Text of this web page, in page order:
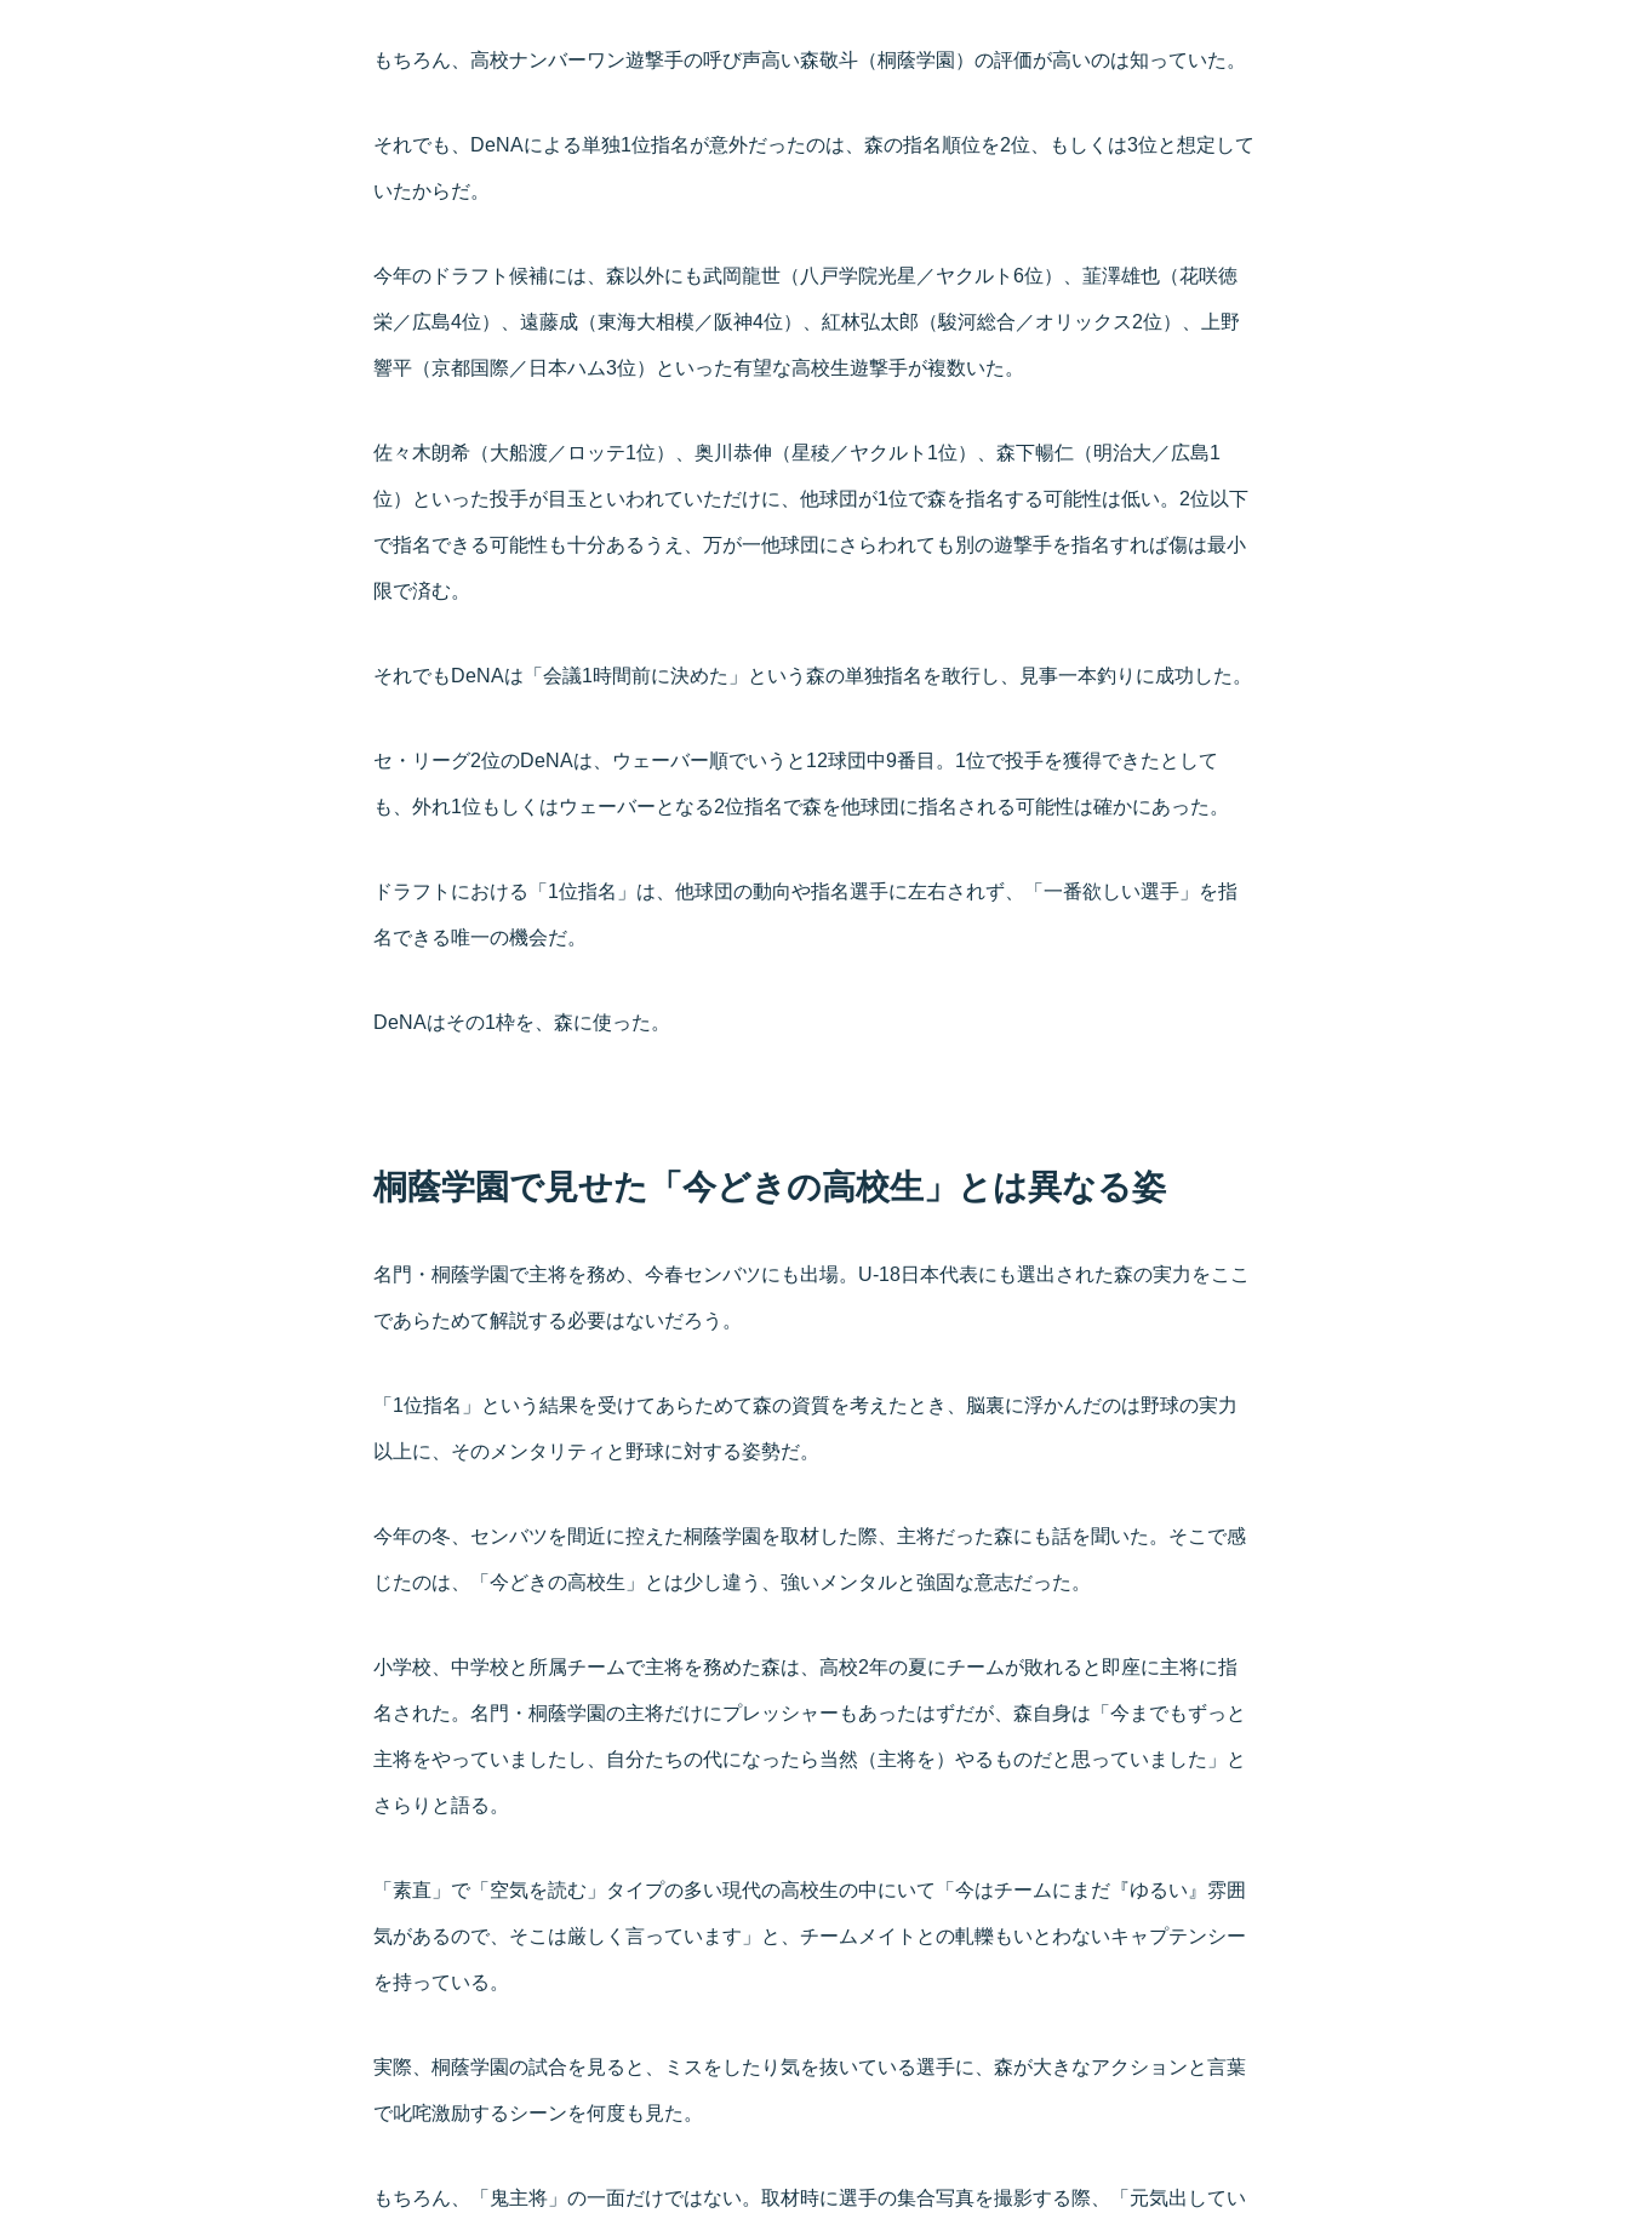
もちろん、高校ナンバーワン遊撃手の呼び声高い森敬斗（桐蔭学園）の評価が高いのは知っていた。
それでも、DeNAによる単独1位指名が意外だったのは、森の指名順位を2位、もしくは3位と想定して
いたからだ。
今年のドラフト候補には、森以外にも武岡龍世（八戸学院光星／ヤクルト6位）、韮澤雄也（花咲徳
栄／広島4位）、遠藤成（東海大相模／阪神4位）、紅林弘太郎（駿河総合／オリックス2位）、上野
響平（京都国際／日本ハム3位）といった有望な高校生遊撃手が複数いた。
佐々木朗希（大船渡／ロッテ1位）、奥川恭伸（星稜／ヤクルト1位）、森下暢仁（明治大／広島1
位）といった投手が目玉といわれていただけに、他球団が1位で森を指名する可能性は低い。2位以下
で指名できる可能性も十分あるうえ、万が一他球団にさらわれても別の遊撃手を指名すれば傷は最小
限で済む。
それでもDeNAは「会議1時間前に決めた」という森の単独指名を敢行し、見事一本釣りに成功した。
セ・リーグ2位のDeNAは、ウェーバー順でいうと12球団中9番目。1位で投手を獲得できたとして
も、外れ1位もしくはウェーバーとなる2位指名で森を他球団に指名される可能性は確かにあった。
ドラフトにおける「1位指名」は、他球団の動向や指名選手に左右されず、「一番欲しい選手」を指
名できる唯一の機会だ。
DeNAはその1枠を、森に使った。
桐蔭学園で見せた「今どきの高校生」とは異なる姿
名門・桐蔭学園で主将を務め、今春センバツにも出場。U-18日本代表にも選出された森の実力をここ
であらためて解説する必要はないだろう。
「1位指名」という結果を受けてあらためて森の資質を考えたとき、脳裏に浮かんだのは野球の実力
以上に、そのメンタリティと野球に対する姿勢だ。
今年の冬、センバツを間近に控えた桐蔭学園を取材した際、主将だった森にも話を聞いた。そこで感
じたのは、「今どきの高校生」とは少し違う、強いメンタルと強固な意志だった。
小学校、中学校と所属チームで主将を務めた森は、高校2年の夏にチームが敗れると即座に主将に指
名された。名門・桐蔭学園の主将だけにプレッシャーもあったはずだが、森自身は「今までもずっと
主将をやっていましたし、自分たちの代になったら当然（主将を）やるものだと思っていました」と
さらりと語る。
「素直」で「空気を読む」タイプの多い現代の高校生の中にいて「今はチームにまだ『ゆるい』雰囲
気があるので、そこは厳しく言っています」と、チームメイトとの軋轢もいとわないキャプテンシー
を持っている。
実際、桐蔭学園の試合を見ると、ミスをしたり気を抜いている選手に、森が大きなアクションと言葉
で叱咤激励するシーンを何度も見た。
もちろん、「鬼主将」の一面だけではない。取材時に選手の集合写真を撮影する際、「元気出してい